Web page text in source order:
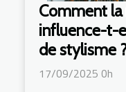
Comment
influence-t-
de stylisme
17/09/2025 0h